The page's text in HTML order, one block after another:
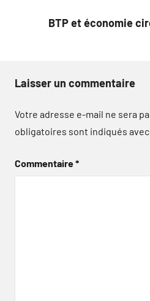
BTP et économie
Laisser un commentaire
Votre adresse e-mail ne sera
obligatoires sont indiqués avec
Commentaire*